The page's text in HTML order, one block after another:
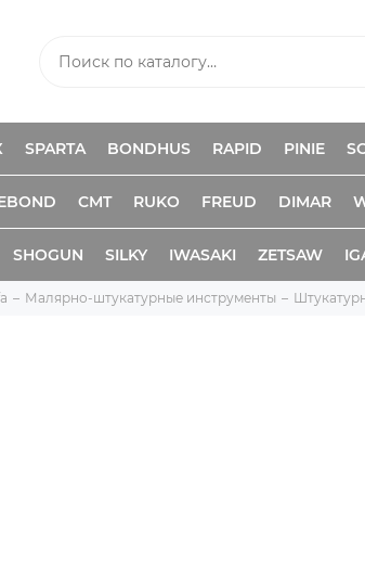
SPARTA BONDHUS RAPID PINIE
CMT RUKO FREUD DIMAR
SHOGUN SILKY IWASAKI ZETSAW
Малярно-штукатурные инструменты